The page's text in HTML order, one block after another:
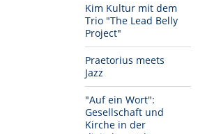
Kim Kultur mit dem
Trio "The Lead Belly
Project"
Praetorius meets
Jazz
"Auf ein Wort":
Gesellschaft und
Kirche in der